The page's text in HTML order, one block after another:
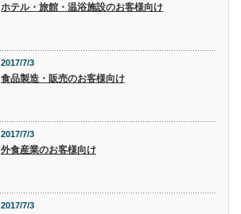
ホテル・旅館・温浴施設のお客様向け
2017/7/3
食品製造・販売のお客様向け
2017/7/3
外食産業のお客様向け
2017/7/3